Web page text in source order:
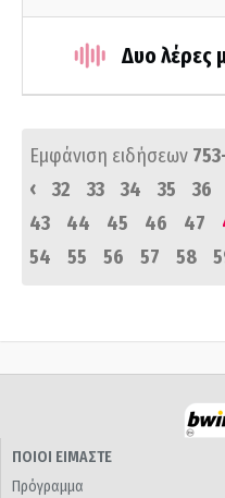
Δυο λέρες
Εμφάνιση ειδήσεων
‹
32 33 34 35 36
43
44 45 46 47
54
55 56 57 58
ΠΟΙΟΙ ΕΙΜΑΣΤΕ
Πρόγραμμα